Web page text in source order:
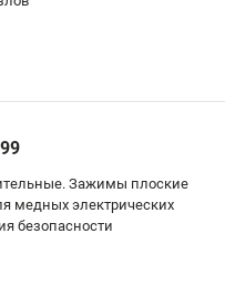
Зажимы плоские
медных электрических
безопасности